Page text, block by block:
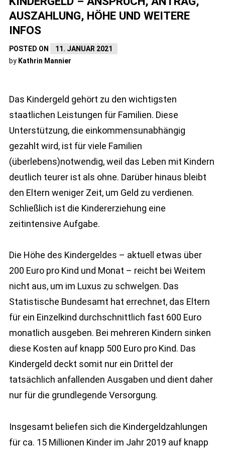
AUSZAHLUNG, HÖHE UND WEITERE
INFOS
POSTED ON
11. JANUAR 2021
by Kathrin Mannier
Das Kindergeld gehört zu den wichtigsten
staatlichen Leistungen für Familien. Diese
Unterstützung, die einkommensunabhängig
gezahlt wird, ist für viele Familien
(überlebens)notwendig, weil das Leben mit Kindern
deutlich teurer ist als ohne. Darüber hinaus bleibt
den Eltern weniger Zeit, um Geld zu verdienen.
Schließlich ist die Kindererziehung eine
zeitintensive Aufgabe.
Die Höhe des Kindergeldes – aktuell etwas über
200 Euro pro Kind und Monat – reicht bei Weitem
nicht aus, um im Luxus zu schwelgen. Das
Statistische Bundesamt hat errechnet, das Eltern
für ein Einzelkind durchschnittlich fast 600 Euro
monatlich ausgeben. Bei mehreren Kindern sinken
diese Kosten auf knapp 500 Euro pro Kind. Das
Kindergeld deckt somit nur ein Drittel der
tatsächlich anfallenden Ausgaben und dient daher
nur für die grundlegende Versorgung.
Insgesamt beliefen sich die Kindergeldzahlungen
für ca. 15 Millionen Kinder im Jahr 2019 auf knapp